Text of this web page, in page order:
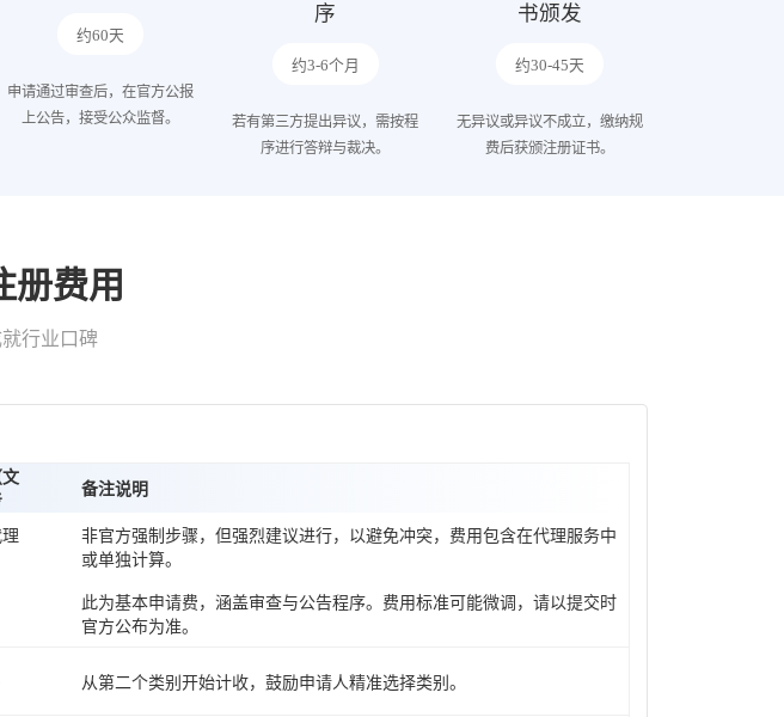
约60天
申请通过审查后，在官方公报
上公告，接受公众监督。
序
约3-6个月
若有第三方提出异议，需按程
序进行答辩与裁决。
书颁发
约30-45天
无异议或异议不成立，缴纳规
费后获颁注册证书。
册费用
行业口碑
备注说明
非官方强制步骤，但强烈建议进行，以避免冲突，费用包含在代理服务中
或单独计算。
此为基本申请费，涵盖审查与公告程序。费用标准可能微调，请以提交时
官方公布为准。
从第二个类别开始计收，鼓励申请人精准选择类别。